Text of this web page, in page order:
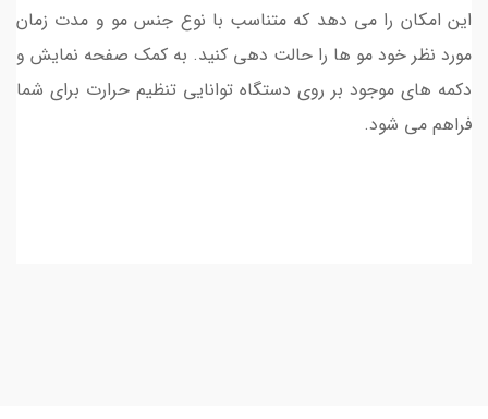
این امکان را می دهد که متناسب با نوع جنس مو و مدت زمان
مورد نظر خود مو ها را حالت دهی کنید. به کمک صفحه نمایش و
دکمه های موجود بر روی دستگاه توانایی تنظیم حرارت برای شما
فراهم می شود.